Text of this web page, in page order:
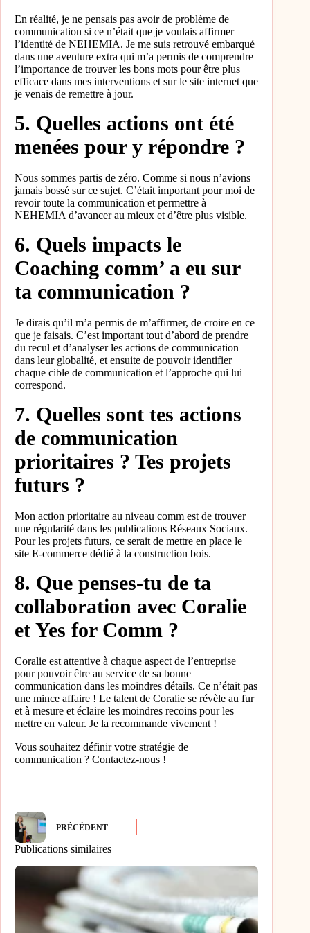
En réalité, je ne pensais pas avoir de problème de
communication si ce n’était que je voulais affirmer
l’identité de NEHEMIA. Je me suis retrouvé embarqué
dans une aventure extra qui m’a permis de comprendre
l’importance de trouver les bons mots pour être plus
efficace dans mes interventions et sur le site internet que
je venais de remettre à jour.
5. Quelles actions ont été
menées pour y répondre ?
Nous sommes partis de zéro. Comme si nous n’avions
jamais bossé sur ce sujet. C’était important pour moi de
revoir toute la communication et permettre à
NEHEMIA d’avancer au mieux et d’être plus visible.
6. Quels impacts le
Coaching comm’ a eu sur
ta communication ?
Je dirais qu’il m’a permis de m’affirmer, de croire en ce
que je faisais. C’est important tout d’abord de prendre
du recul et d’analyser les actions de communication
dans leur globalité, et ensuite de pouvoir identifier
chaque cible de communication et l’approche qui lui
correspond.
7. Quelles sont tes actions
de communication
prioritaires ? Tes projets
futurs ?
Mon action prioritaire au niveau comm est de trouver
une régularité dans les publications Réseaux Sociaux.
Pour les projets futurs, ce serait de mettre en place le
site E-commerce dédié à la construction bois.
8. Que penses-tu de ta
collaboration avec Coralie
et Yes for Comm ?
Coralie est attentive à chaque aspect de l’entreprise
pour pouvoir être au service de sa bonne
communication dans les moindres détails. Ce n’était pas
une mince affaire ! Le talent de Coralie se révèle au fur
et à mesure et éclaire les moindres recoins pour les
mettre en valeur. Je la recommande vivement !
Vous souhaitez définir votre stratégie de
communication ? Contactez-nous !
PRÉCÉDENT
Publications similaires